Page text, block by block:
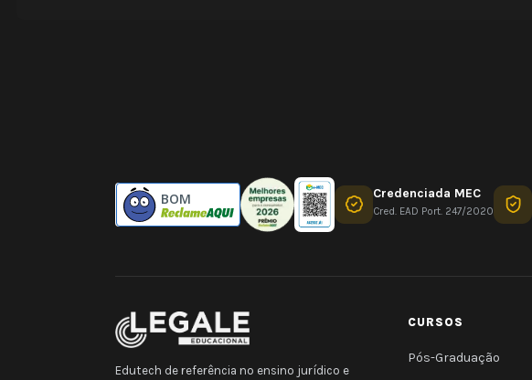
BOM Credenciada MEC
Cred. EAD Port. 247/2020
Edutech de referência no ensino jurídico e
CURSOS
Pós-Graduação